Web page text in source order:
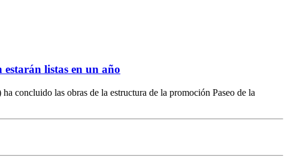
listas en un año
concluido las obras de la estructura de la promoción Paseo de la